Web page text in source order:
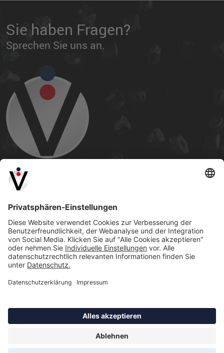
Sie haben Fragen?
Sprechen Sie uns an.
PERSONALABTEILUNG AVENTUS
Tel.:+49 2581 4591 1123
AVENTUS GMBH & CO. KG
Katzheide 33
48231 Warendorf
Sitemap